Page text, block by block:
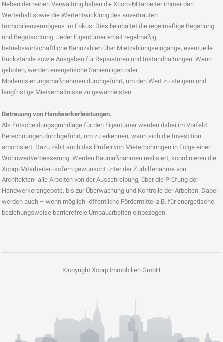
Neben der reinen Verwaltung haben die Xcorp-Mitarbeiter immer den
Werterhalt sowie die Wertentwicklung des anvertrauten
Immobilienvermögens im Fokus. Dies beinhaltet die regelmäßige Begehung
und Begutachtung. Jeder Eigentümer erhält regelmäßig
betriebswirtschaftliche Kennzahlen über Mietzahlungseingänge, eventuelle
Rückstände sowie Ausgaben für Reparaturen und Instandhaltungen. Wenn
geboten, werden energetische Sanierungen oder
Modernisierungsmaßnahmen durchgeführt, um den Wert zu steigern und
langfristige Mietverhältnisse zu gewährleisten.
Betreuung von Handwerkerleistungen.
Als Entscheidungsgrundlage für den Eigentümer werden dabei im Vorfeld
Berechnungen durchgeführt, um zu erkennen, wann sich die Investition
amortisiert. Dazu zählt auch das Prüfen von Mieterhöhungen in Folge einer
Wohnwertverbesserung. Werden Baumaßnahmen realisiert, koordinieren die
Xcorp-Mitarbeiter -sofern gewünscht unter der Zurhilfenahme von
Architekten- alle Arbeiten von der Ausschreibung, über die Prüfung der
Handwerkerangebote, bis zur Überwachung und Kontrolle der Arbeiten. Dabei
werden auch – wenn möglich -öffentliche Fördermittel z.B. für energetische
beziehungsweise barrierefreie Umbauarbeiten einbezogen.
©opyright Xcorp Immobilien GmbH